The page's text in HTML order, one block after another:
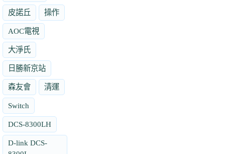
皮諾丘 操作
AOC電視
大淨氏
日勝新京站
森友會 清運
Switch
DCS-8300LH
D-link DCS-